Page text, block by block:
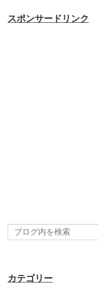
スポンサードリンク
カテゴリー